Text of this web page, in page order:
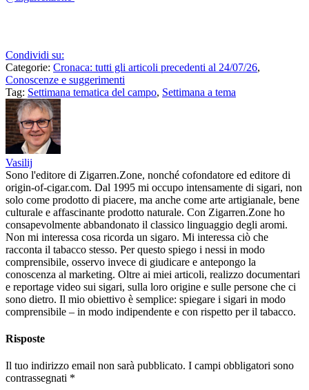
Condividi su:
Categorie: Cronaca: tutti gli articoli precedenti al 24/07/26,
Conoscenze e suggerimenti
Tag: Settimana tematica del campo, Settimana a tema
Vasilij
Sono l'editore di Zigarren.Zone, nonché cofondatore ed editore di
origin-of-cigar.com. Dal 1995 mi occupo intensamente di sigari, non
solo come prodotto di piacere, ma anche come arte artigianale, bene
culturale e affascinante prodotto naturale. Con Zigarren.Zone ho
consapevolmente abbandonato il classico linguaggio degli aromi.
Non mi interessa cosa ricorda un sigaro. Mi interessa ciò che
racconta il tabacco stesso. Per questo spiego i nessi in modo
comprensibile, osservo invece di giudicare e antepongo la
conoscenza al marketing. Oltre ai miei articoli, realizzo documentari
e reportage video sui sigari, sulla loro origine e sulle persone che ci
sono dietro. Il mio obiettivo è semplice: spiegare i sigari in modo
comprensibile – in modo indipendente e con rispetto per il tabacco.
Risposte
Il tuo indirizzo email non sarà pubblicato. I campi obbligatori sono
contrassegnati *